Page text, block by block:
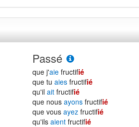
Passé
que j'aie fructifié
que tuaies fructifié
qu'ilait fructifié
que nousayons fructifié
que vousayez fructifié
qu'ilsaient fructifié